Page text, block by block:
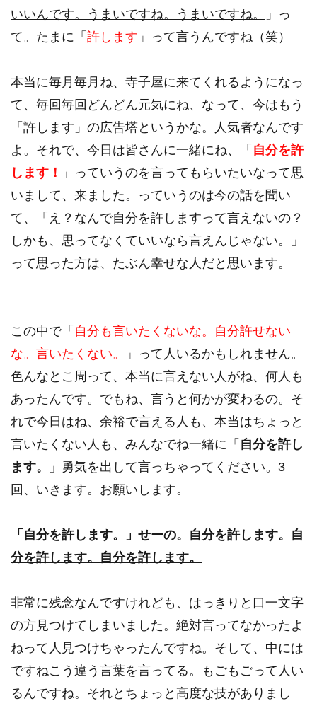
いいんです。うまいですね。うまいですね。
」っ
て。たまに「 許します 」って言うんですね（笑）
本当に毎月毎月ね、寺子屋に来てくれるようになっ
て、毎回毎回どんどん元気にね、なって、今はもう
「許します」の広告塔というかな。人気者なんです
よ。それで、今日は皆さんに一緒にね、「 自分を許
します！
」っていうのを言ってもらいたいなって思
いまして、来ました。っていうのは今の話を聞い
て、「え？なんで自分を許しますって言えないの？
しかも、思ってなくていいなら言えんじゃない。」
って思った方は、たぶん幸せな人だと思います。
この中で「 自分も言いたくないな。自分許せない
な。言いたくない。
」って人いるかもしれません。
色んなとこ周って、本当に言えない人がね、何人も
あったんです。でもね、言うと何かが変わるの。そ
れで今日はね、余裕で言える人も、本当はちょっと
言いたくない人も、みんなでね一緒に「 自分を許し
ます。
」勇気を出して言っちゃってください。3
回、いきます。お願いします。
「自分を許します。」せーの。自分を許します。自
分を許します。自分を許します。
非常に残念なんですけれども、はっきりと口一文字
の方見つけてしまいました。絶対言ってなかったよ
ねって人見つけちゃったんですね。そして、中には
ですねこう違う言葉を言ってる。もごもごって人い
るんですね。それとちょっと高度な技がありまし